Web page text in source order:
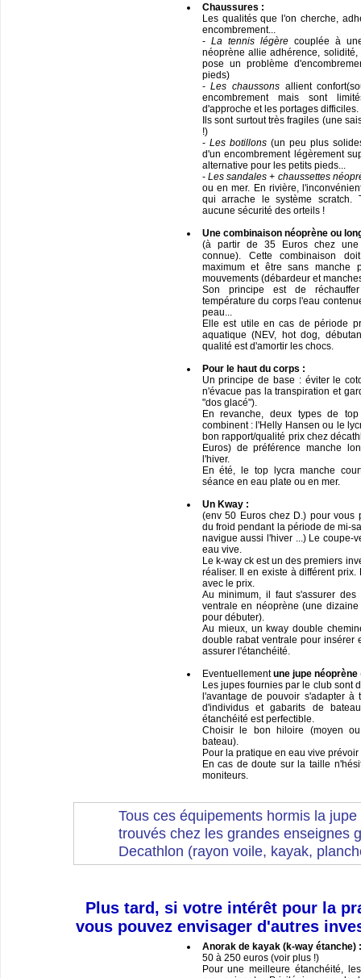
Chaussures :
Les qualités que l'on cherche,
encombrement...
- La tennis légère couplée à
néoprène allie adhérence, solidité,
pose un problème
pieds)
-Les chaussons allient
encombrement mais sont
d'approche et les portages difficiles.
Ils sont surtout très fragiles (une
!)
- Les botillons(un peu plus
d'un encombrement légèrement
alternative pour les petits pieds...
- Les sandales + chaussettes
ou en mer. En rivière,
qui arrache le système scratch.
aucune sécurité des orteils !
Une combinaison néoprène ou
(à partir de 35 Euros chez
connue). Cette combinaison
maximum et être sans manche
mouvements (débardeur et
Son principe est de
température du corps l'eau
peau...
Elle est utile en cas de période
aquatique (NEV, hot dog,
qualité est d'amortir les chocs.
Pour le haut du corps :
Un principe de base : éviter le
n'évacue pas la transpiration et
"dos glacé").
En revanche, deux types de
combinent : l'Helly Hansen ou le
bon rapport/qualité prix chez
Euros) de préférence manche
l'hiver.
En été, le top lycra manche
séance en eau plate ou en mer.
Un Kway :
(env 50 Euros chez D.) pour vous
du froid pendant la période de mi-
navigue aussi l'hiver ...) Le coupe-
eau vive.
Le k-way ck est un des premiers
réaliser. Il en existe à différent
avec le prix.
Au minimum, il faut s'assurer
ventrale en néoprène (une
pour débuter).
Au mieux, un kway double
double rabat ventrale pour insérer
assurer l'étanchéité.
Eventuellementune jupe néoprène
Les jupes fournies par le club sont
l'avantage de pouvoir s'adapter à
d'individus et gabarits de
étanchéité est perfectible.
Choisir le bon hiloire (moyen
bateau).
Pour la pratique en eau vive
En cas de doute sur la taille
moniteurs.
Tous ces équipements hormis la
trouvés chez les grandes enseignes
Decathlon (rayon voile, kayak,
Plus tard, si votre intérêt pour la
vous pouvez envisager d'autres
Anorak de kayak (k-way étanche) :
50 à 250 euros (voir plus !)
Pour une meilleure étanchéité,